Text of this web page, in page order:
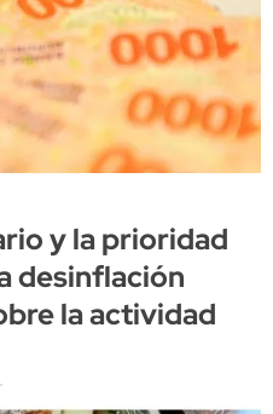
y la prioridad
desinflación
la actividad